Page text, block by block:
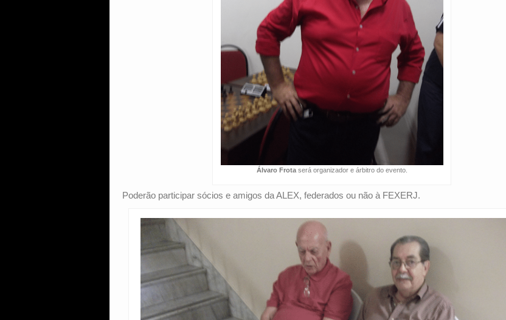
Álvaro Frotaserá organizador e árbitro do evento.
Poderão participar sócios e amigos da ALEX, federados ou não à FEXERJ.